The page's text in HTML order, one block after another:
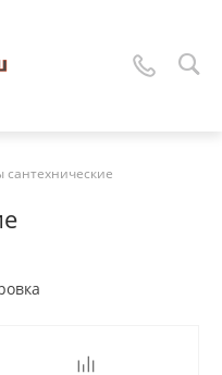
сантехнические